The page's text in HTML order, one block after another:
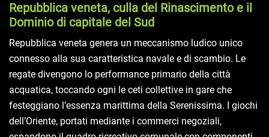
Repubblica veneta, culla del Rinascimento e il
Dominio di capitale del Sud
Repubblica veneta genera un meccanismo ludico unico
connesso alla sua caratteristica navale e di scambio. Le
regate divengono lo performance primario della città
acquatica, toccando ogni le ceti collettive in gare che
festeggiano l’essenza marittima della Serenissima. I giochi
dell’Oriente, portati mediante i commerci negoziali,